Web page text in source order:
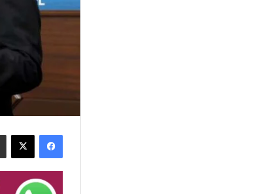
فيسبوك ‫X